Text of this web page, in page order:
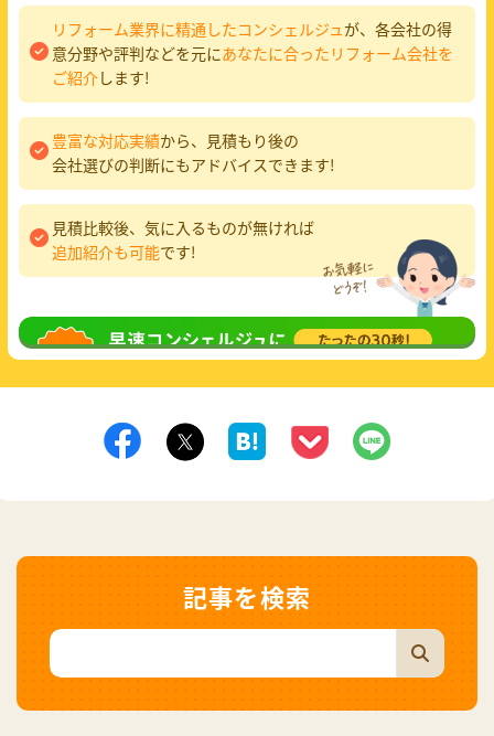
リフォーム業界に精通したコンシェルジュ が、各会社の得
意分野や評判などを元にあなたに合ったリフォーム会社を
ご紹介します!
豊富な対応実績から、見積もり後の
会社選びの判断にもアドバイスできます!
見積比較後、気に入るものが無ければ
追加紹介も可能です!
無料相談してみる
記事を検索